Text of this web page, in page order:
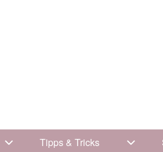
Kleidung
Unternavigation von Kostüme
Tipps & Tricks